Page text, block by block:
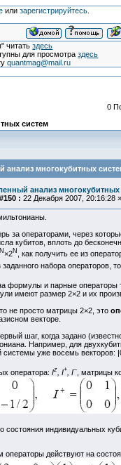
или зарегистрируйтесь.
читатьздесь
для просмотраздесь
quantmag@mail.ru
систем
0
анализ многокубитных
анализ многокубитных
: 22 Декабря 2007, 20:16:28 »
за операторами, через
кубитов, вплоть до
×2N , как получить ее из
заданного набора операторов,
формулы и парные операторы
имеют размер 2×2 и их
не просто матрицы 2×2, это
векторе.
шаг, когда задано
Например, для
системы уже восемь векторов:
оператора: Iz , I+, I–, матрицы
индивидуальных
операторы действуют на